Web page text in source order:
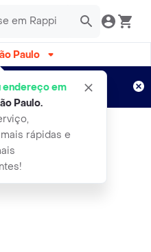
Paulo
endereço em
Paulo.
rápidas e
15 dias!
Aplicam T&C